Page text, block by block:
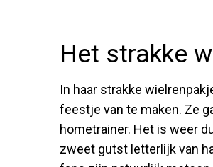
Het strakke
In haar strakke
feestje van te maken. Ze
hometrainer. Het is weer
zweet gutst letterlijk van